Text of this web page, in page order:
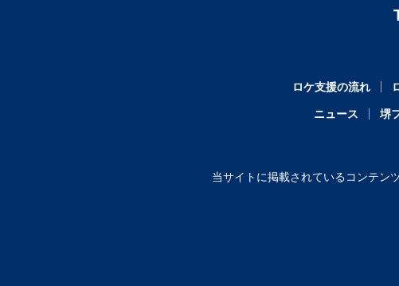
ロケ支援の流れ
ニュース 堺
当サイトに掲載されているコンテン